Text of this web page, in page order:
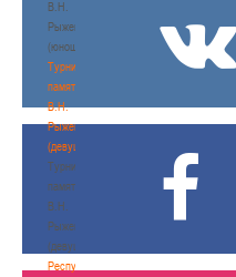
В.Н.
Рыженкова
(юноши)
Турнир
памяти
В.Н.
Рыженкова
(девушки)
Турнир
памяти
В.Н.
Рыженкова
(девушки)
Республиканские